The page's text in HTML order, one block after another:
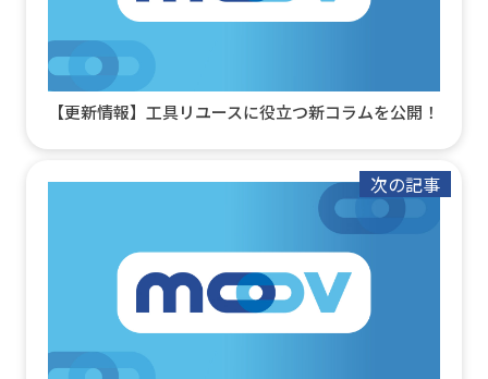
【更新情報】工具リユースに役立つ新コラムを公開！
次の記事